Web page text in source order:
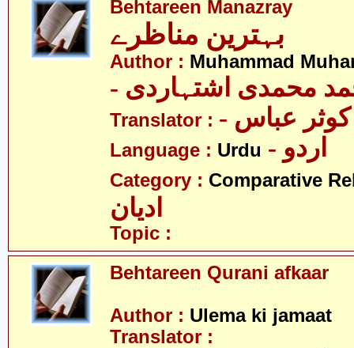
Behtareen Manazray
بہترین مناظرے
Author : Muhammad
محمدی اشتہاردی
Translator : کوثر عباس
Language : Urdu - اردو
Category : Comparative
ادیان
Topic :
Behtareen Qurani afkaar
Author : Ulema ki jamaat
Translator :